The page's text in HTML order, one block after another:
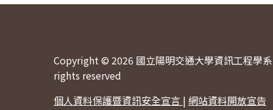
Copyright © 2026 國立陽明交通大學資訊工程學
rights reserved
個人資料保護暨資訊安全宣言 | 網站資料開放宣告